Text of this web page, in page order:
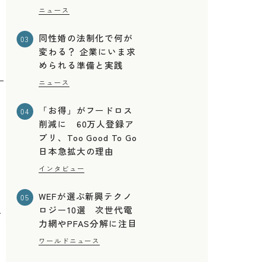
ニュース
03
同性婚の法制化で何が
変わる？ 企業にいま求
められる準備と実践
ニュース
04
「お得」がフードロス
削減に 60万人登録ア
プリ、Too Good To Go
日本急拡大の理由
インタビュー
05
WEFが選ぶ新興テクノ
ロジー10選 次世代電
力網やPFAS分解に注目
ワールドニュース